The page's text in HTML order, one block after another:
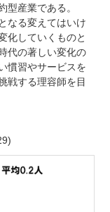
型産業である。
なる変えてはいけ
化していくものと
代の著しい変化の
慣習やサービスを
戦する理容師を目